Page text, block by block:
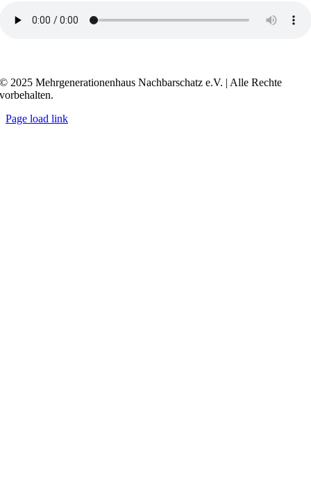
© 2025 Mehrgenerationenhaus Nachbarschatz e.V. | Alle Rechte
vorbehalten.
Page load link